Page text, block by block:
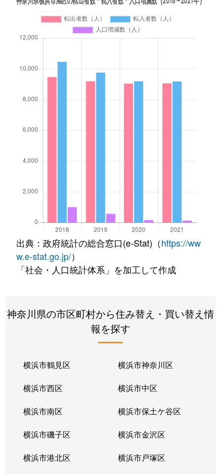
出典：政府統計の総合窓口(e-Stat)（https://ww
w.e-stat.go.jp/）
「社会・人口統計体系」を加工して作成
神奈川県の市区町村から住み替え・買い替え情
報を探す
横浜市鶴見区 横浜市神奈川区
横浜市西区 横浜市中区
横浜市南区 横浜市保土ケ谷区
横浜市磯子区 横浜市金沢区
横浜市港北区 横浜市戸塚区